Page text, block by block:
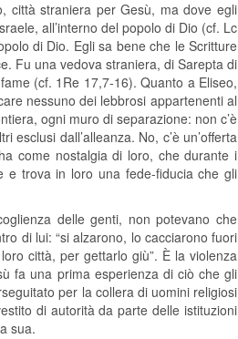
città straniera per Gesù, ma dove egli
all’interno del popolo di Dio (cf. Lc
di Dio. Egli sa bene che le Scritture
Fu una vedova straniera, di Sarepta di
(cf. 1Re 17,7-16). Quanto a Eliseo,
nessuno dei lebbrosi appartenenti al
ogni muro di separazione: non c’è
dall’alleanza. No, c’è un’offerta
come nostalgia di loro, che durante i
e trova in loro una fede-fiducia che gli
delle genti, non potevano che
di lui: “si alzarono, lo cacciarono fuori
città, per gettarlo giù”. È la violenza
fa una prima esperienza di ciò che gli
per la collera di uomini religiosi
di autorità da parte delle istituzioni
sua.